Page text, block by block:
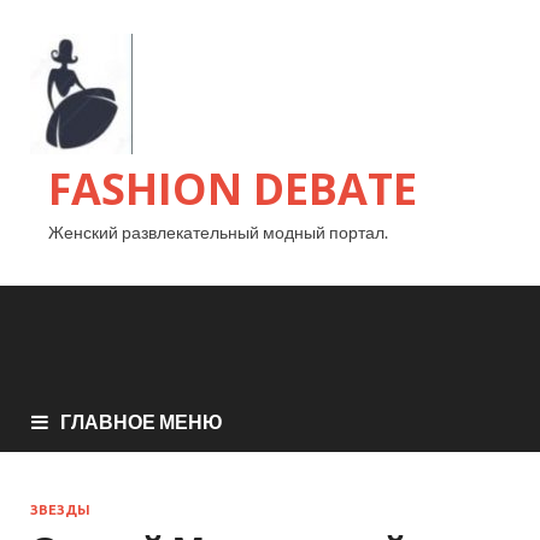
FASHION DEBATE
Женский развлекательный модный портал.
ГЛАВНОЕ МЕНЮ
ЗВЕЗДЫ